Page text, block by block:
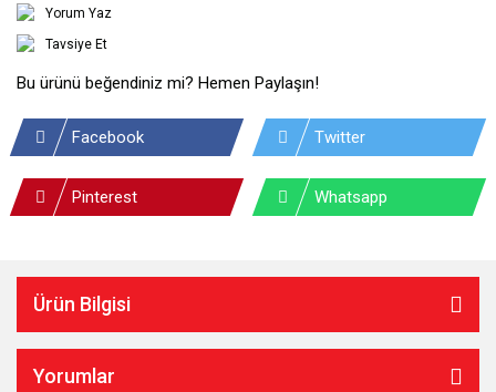
Yorum Yaz
Tavsiye Et
Bu ürünü beğendiniz mi? Hemen Paylaşın!
Facebook Twitter
Pinterest Whatsapp
Ürün Bilgisi
Yorumlar